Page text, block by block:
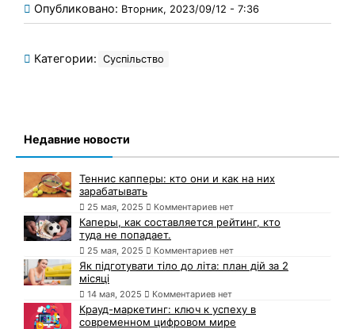
Опубликовано: Вторник, 2023/09/12 - 7:36
Категории: Суспільство
Недавние новости
Теннис капперы: кто они и как на них
зарабатывать
25 мая, 2025 Комментариев нет
Каперы, как составляется рейтинг, кто
туда не попадает.
25 мая, 2025 Комментариев нет
Як підготувати тіло до літа: план дій за 2
місяці
14 мая, 2025 Комментариев нет
Крауд-маркетинг: ключ к успеху в
современном цифровом мире